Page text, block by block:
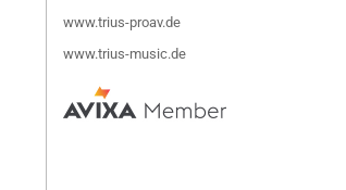
www.trius-proav.de
www.trius-music.de